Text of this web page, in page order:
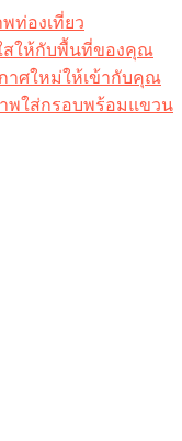
ท่องเที่ยว
สให้กับพื้นที่ของคุณ
าศใหม่ให้เข้ากับคุณ
พใส่กรอบพร้อมแขวน​